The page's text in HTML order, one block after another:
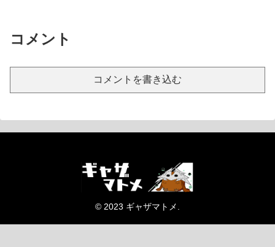
コメント
コメントを書き込む
© 2023 ギャザマトメ.